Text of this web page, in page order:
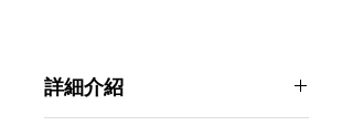
詳細介紹